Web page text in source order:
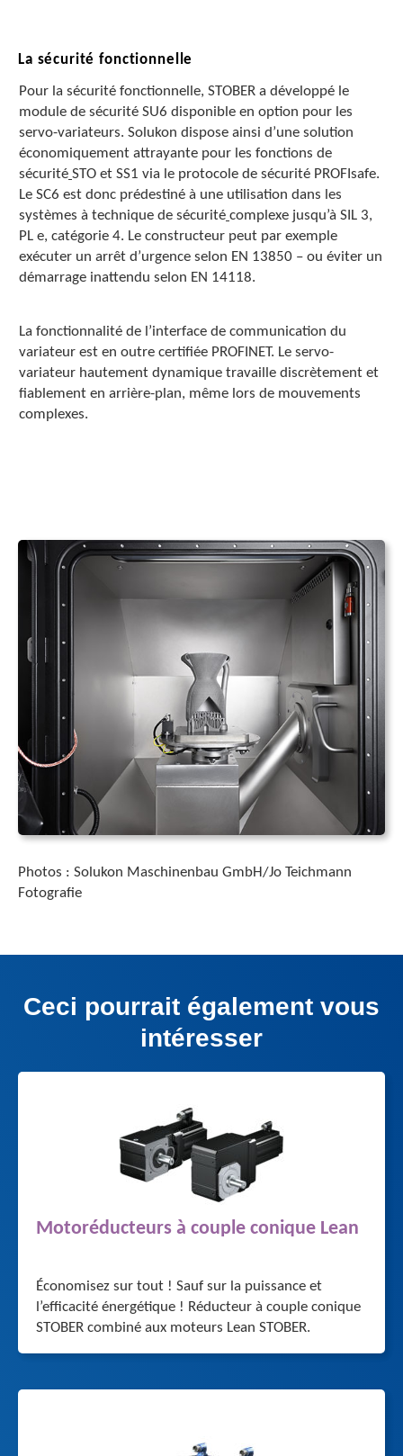
La sécurité fonctionnelle
Pour la sécurité fonctionnelle, STOBER a développé le
module de sécurité SU6 disponible en option pour les
servo-variateurs. Solukon dispose ainsi d’une solution
économiquement attrayante pour les fonctions de
sécurité STO et SS1 via le protocole de sécurité PROFIsafe.
Le SC6 est donc prédestiné à une utilisation dans les
systèmes à technique de sécurité complexe jusqu’à SIL 3,
PL e, catégorie 4. Le constructeur peut par exemple
exécuter un arrêt d’urgence selon EN 13850 – ou éviter un
démarrage inattendu selon EN 14118.
La fonctionnalité de l’interface de communication du
variateur est en outre certifiée PROFINET. Le servo-
variateur hautement dynamique travaille discrètement et
fiablement en arrière-plan, même lors de mouvements
complexes.
Photos : Solukon Maschinenbau GmbH/Jo Teichmann
Fotografie
Ceci pourrait également vous
intéresser
Motoréducteurs à couple conique Lean
Économisez sur tout ! Sauf sur la puissance et
l’efficacité énergétique ! Réducteur à couple conique
STOBER combiné aux moteurs Lean STOBER.